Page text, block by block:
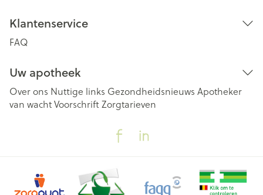
Klantenservice
FAQ
Uw apotheek
Over ons Nuttige links Gezondheidsnieuws Apotheker
van wachtVoorschriftZorgtarieven